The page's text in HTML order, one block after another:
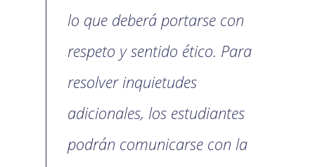
lo que deberá portarse con
respeto y sentido ético. Para
resolver inquietudes
adicionales, los estudiantes
podrán comunicarse con la